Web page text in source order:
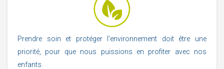
Prendre soin et protéger l’environnement doit être une
priorité, pour que nous puissions en profiter avec nos
enfants.